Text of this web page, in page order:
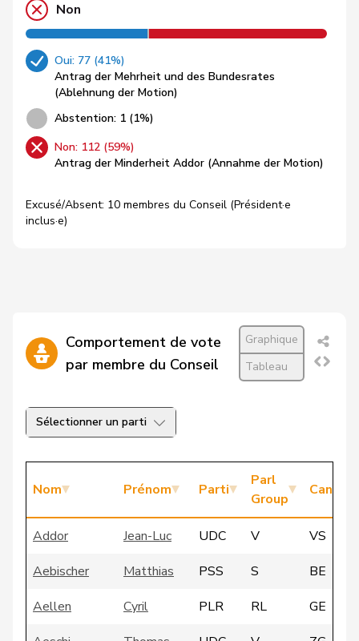
Non
Oui: 77 (41%)
Antrag der Mehrheit und des Bundesrates
(Ablehnung der Motion)
Abstention: 1 (1%)
Non: 112 (59%)
Antrag der Minderheit Addor (Annahme der Motion)
Excusé/Absent: 10 membres du Conseil (Président·e
inclus·e)
Comportement de vote
par membre du Conseil
Graphique
Tableau
Sélectionner un parti
Nom Prénom Parti
Parl
Group
Canton
Addor Jean-Luc UDC V
VS
Aebischer
Matthias PSS S
BE
Aellen
Cyril PLR RL
GE